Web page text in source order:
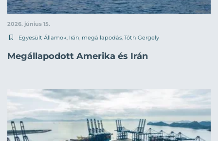
2026. június 15.
Egyesült Államok, Irán, megállapodás, Tóth Gergely
Megállapodott Amerika és Irán